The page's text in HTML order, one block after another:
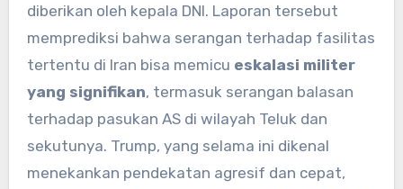
diberikan oleh kepala DNI. Laporan tersebut
memprediksi bahwa serangan terhadap fasilitas
tertentu di Iran bisa memicu eskalasi militer
yang signifikan, termasuk serangan balasan
terhadap pasukan AS di wilayah Teluk dan
sekutunya. Trump, yang selama ini dikenal
menekankan pendekatan agresif dan cepat,